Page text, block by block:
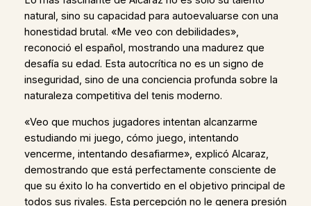
natural, sino su capacidad para autoevaluarse con una
honestidad brutal. «Me veo con debilidades»,
reconoció el español, mostrando una madurez que
desafía su edad. Esta autocrítica no es un signo de
inseguridad, sino de una conciencia profunda sobre la
naturaleza competitiva del tenis moderno.
«Veo que muchos jugadores intentan alcanzarme
estudiando mi juego, cómo juego, intentando
vencerme, intentando desafiarme», explicó Alcaraz,
demostrando que está perfectamente consciente de
que su éxito lo ha convertido en el objetivo principal de
todos sus rivales. Esta percepción no le genera presión